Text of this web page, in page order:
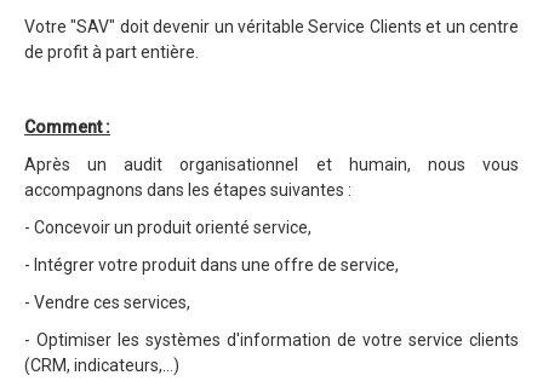
Votre "SAV" doit devenir un véritable Service Clients et un centre
de profit à part entière.
Comment :
Après un audit organisationnel et humain, nous vous
accompagnons dans les étapes suivantes :
- Concevoir un produit orienté service,
- Intégrer votre produit dans une offre de service,
- Vendre ces services,
- Optimiser les systèmes d'information de votre service clients
(CRM, indicateurs,...)